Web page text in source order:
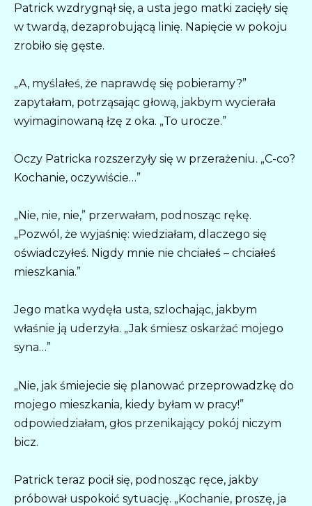
Patrick wzdrygnął się, a usta jego matki zacięły się
w twardą, dezaprobującą linię. Napięcie w pokoju
zrobiło się gęste.
„A, myślałeś, że naprawdę się pobieramy?”
zapytałam, potrząsając głową, jakbym wycierała
wyimaginowaną łzę z oka. „To urocze.”
Oczy Patricka rozszerzyły się w przerażeniu. „C-co?
Kochanie, oczywiście…”
„Nie, nie, nie,” przerwałam, podnosząc rękę.
„Pozwól, że wyjaśnię: wiedziałam, dlaczego się
oświadczyłeś. Nigdy mnie nie chciałeś – chciałeś
mieszkania.”
Jego matka wydęła usta, szlochając, jakbym
właśnie ją uderzyła. „Jak śmiesz oskarżać mojego
syna…”
„Nie, jak śmiejecie się planować przeprowadzkę do
mojego mieszkania, kiedy byłam w pracy!”
odpowiedziałam, głos przenikający pokój niczym
bicz.
Patrick teraz pocił się, podnosząc ręce, jakby
próbował uspokoić sytuację. „Kochanie, proszę, ja